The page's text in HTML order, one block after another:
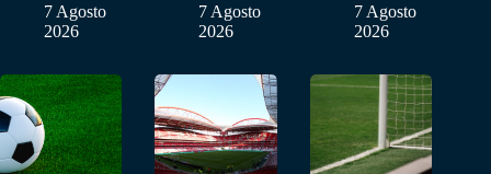
7 Agosto
2026
7 Agosto
2026
7 Agosto
2026